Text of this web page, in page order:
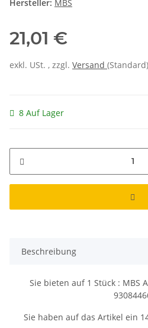
Hersteller: MBS
21,01 €
exkl. USt. , zzgl. Versand (Standard)
8 Auf Lager
Beschreibung
Sie bieten auf 1 Stück : MBS
Sie haben auf das Artikel ein